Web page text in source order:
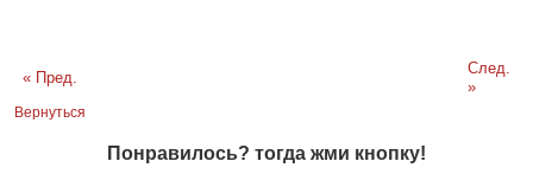
« Пред.
След.
»
Вернуться
Понравилось? тогда жми кнопку!